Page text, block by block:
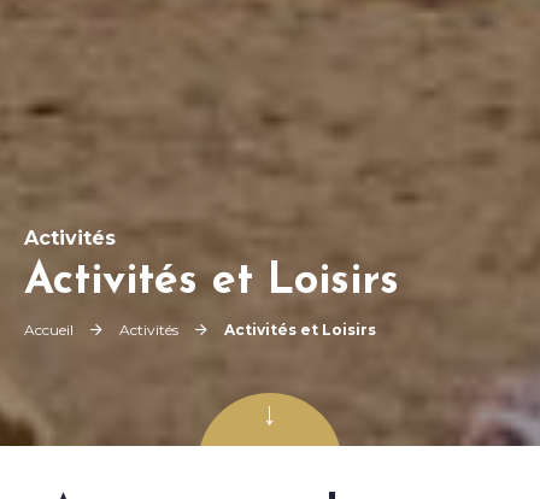
Activités
Activités et Loisirs
Accueil Activités Activités et Loisirs
Faites défiler